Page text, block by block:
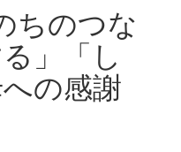
ちのつな
」「し
の感謝